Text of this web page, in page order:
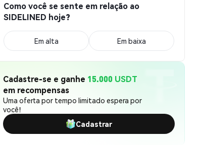
Como você se sente em relação ao
SIDELINED hoje?
Em alta Em baixa
Cadastre-se e ganhe 15.000 USDT
em recompensas
Uma oferta por tempo limitado espera por
você!
Cadastrar